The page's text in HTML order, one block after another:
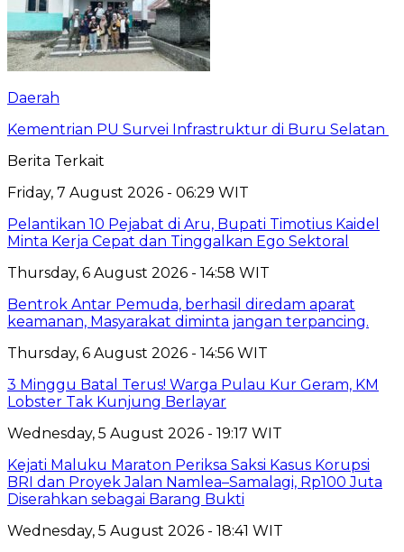
Daerah
Kementrian PU Survei Infrastruktur di Buru Selatan
Berita Terkait
Friday, 7 August 2026 - 06:29 WIT
Pelantikan 10 Pejabat di Aru, Bupati Timotius Kaidel
Minta Kerja Cepat dan Tinggalkan Ego Sektoral
Thursday, 6 August 2026 - 14:58 WIT
Bentrok Antar Pemuda, berhasil diredam aparat
keamanan, Masyarakat diminta jangan terpancing.
Thursday, 6 August 2026 - 14:56 WIT
3 Minggu Batal Terus! Warga Pulau Kur Geram, KM
Lobster Tak Kunjung Berlayar
Wednesday, 5 August 2026 - 19:17 WIT
Kejati Maluku Maraton Periksa Saksi Kasus Korupsi
BRI dan Proyek Jalan Namlea–Samalagi, Rp100 Juta
Diserahkan sebagai Barang Bukti
Wednesday, 5 August 2026 - 18:41 WIT